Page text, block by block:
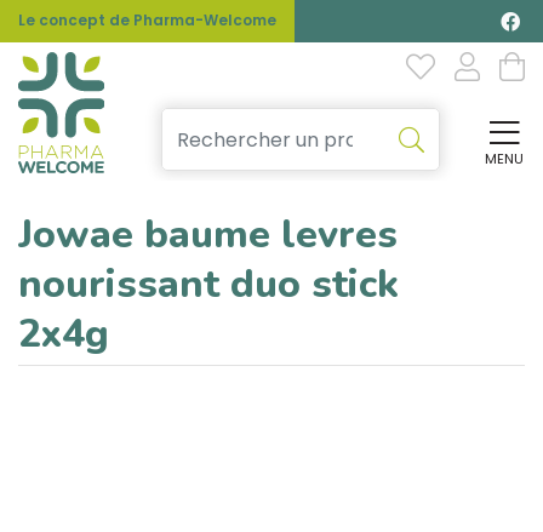
Le concept de Pharma-Welcome
MENU
Jowae baume levres
nourissant duo stick
2x4g